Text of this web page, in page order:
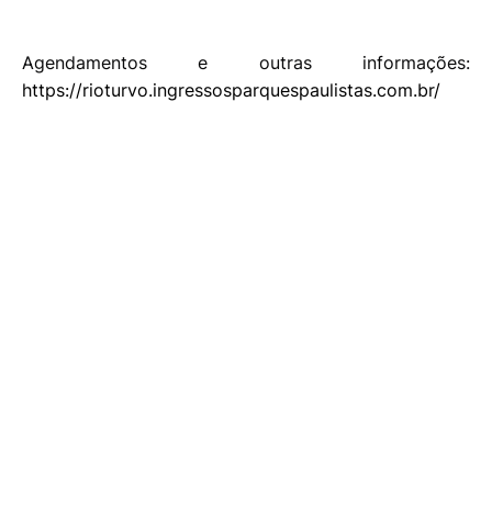
Agendamentos e outras informações:
https://rioturvo.ingressosparquespaulistas.com.br/